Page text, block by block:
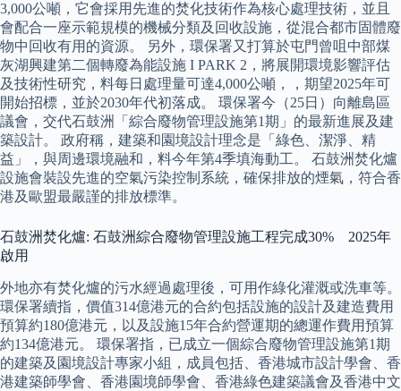
3,000公噸，它會採用先進的焚化技術作為核心處理技術，並且
會配合一座示範規模的機械分類及回收設施，從混合都市固體廢
物中回收有用的資源。 另外，環保署又打算於屯門曾咀中部煤
灰湖興建第二個轉廢為能設施 I PARK 2，將展開環境影響評估
及技術性研究，料每日處理量可達4,000公噸，，期望2025年可
開始招標，並於2030年代初落成。 環保署今（25日）向離島區
議會，交代石鼓洲「綜合廢物管理設施第1期」的最新進展及建
築設計。 政府稱，建築和園境設計理念是「綠色、潔淨、精
益」，與周邊環境融和，料今年第4季填海動工。 石鼓洲焚化爐
設施會裝設先進的空氣污染控制系統，確保排放的煙氣，符合香
港及歐盟最嚴謹的排放標準。
石鼓洲焚化爐: 石鼓洲綜合廢物管理設施工程完成30% 2025年
啟用
外地亦有焚化爐的污水經過處理後，可用作綠化灌溉或洗車等。
環保署續指，價值314億港元的合約包括設施的設計及建造費用
預算約180億港元，以及設施15年合約營運期的總運作費用預算
約134億港元。 環保署指，已成立一個綜合廢物管理設施第1期
的建築及園境設計專家小組，成員包括、香港城市設計學會、香
港建築師學會、香港園境師學會、香港綠色建築議會及香港中文